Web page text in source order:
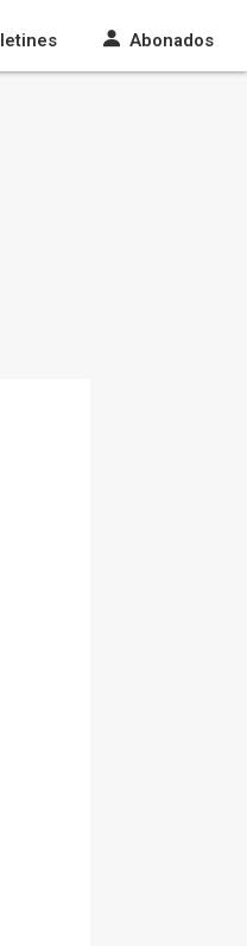
Abonados